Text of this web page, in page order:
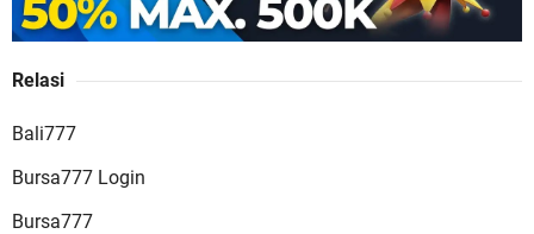
Relasi
Bali777
Bursa777 Login
Bursa777